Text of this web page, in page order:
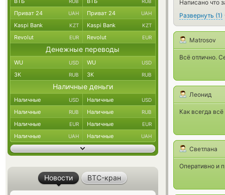
Написано что
Развернуть (1)
Matrosov
Всё отлично.
Леонид
Как всегда
Светлана
Оперативно и
Приват 24 UAH Приват 24 UAH
Kaspi Bank KZT Kaspi Bank KZT
Revolut EUR Revolut EUR
Денежные переводы
WU USD WU USD
ЗК RUB ЗК RUB
Наличные деньги
Наличные USD Наличные USD
Наличные RUB Наличные RUB
Наличные EUR Наличные EUR
Наличные UAH Наличные UAH
Новости BTC-кран